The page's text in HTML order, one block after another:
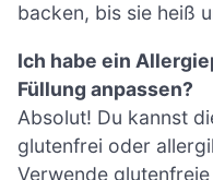
backen, bis sie heiß
Ich habe ein
Füllung anpassen?
Absolut! Du kannst
glutenfrei oder
Verwende